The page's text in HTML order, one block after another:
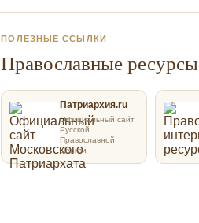
ПОЛЕЗНЫЕ ССЫЛКИ
Православные ресурсы
Патриархия.ru
Официальный сайт
Русской
Православной
Церкви